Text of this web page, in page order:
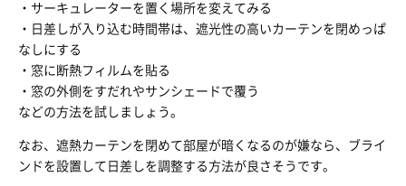
・サーキュレーターを置く場所を変えてみる
・日差しが入り込む時間帯は、遮光性の高いカーテンを閉めっぱ
なしにする
・窓に断熱フィルムを貼る
・窓の外側をすだれやサンシェードで覆う
などの方法を試しましょう。
なお、遮熱カーテンを閉めて部屋が暗くなるのが嫌なら、ブライ
ンドを設置して日差しを調整する方法が良さそうです。